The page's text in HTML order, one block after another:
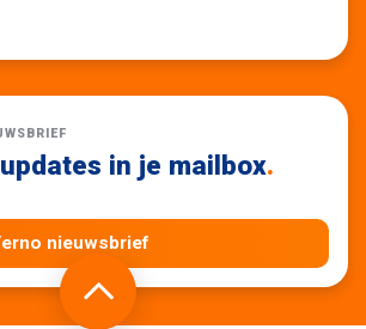
in je mailbox.
nieuwsbrief